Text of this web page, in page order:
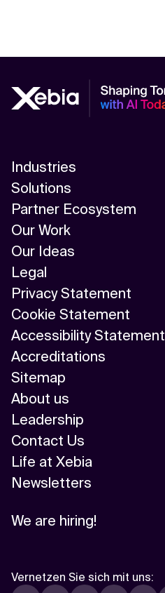
Industries
Solutions
Partner Ecosystem
Our Work
Our Ideas
Legal
Privacy Statement
Cookie Statement
Accessibility Statement
Accreditations
Sitemap
About us
Leadership
Contact Us
Life at Xebia
Newsletters
We are hiring!
Vernetzen Sie sich mit uns: